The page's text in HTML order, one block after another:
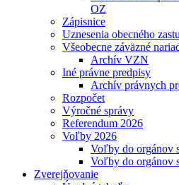
OZ
Zápisnice
Uznesenia obecného
Všeobecne záväzné
Archív VZN
Iné právne predpisy
Archív právnych
Rozpočet
Výročné správy
Referendum 2026
Voľby 2026
Voľby do orgánov
Voľby do orgánov
Zverejňovanie